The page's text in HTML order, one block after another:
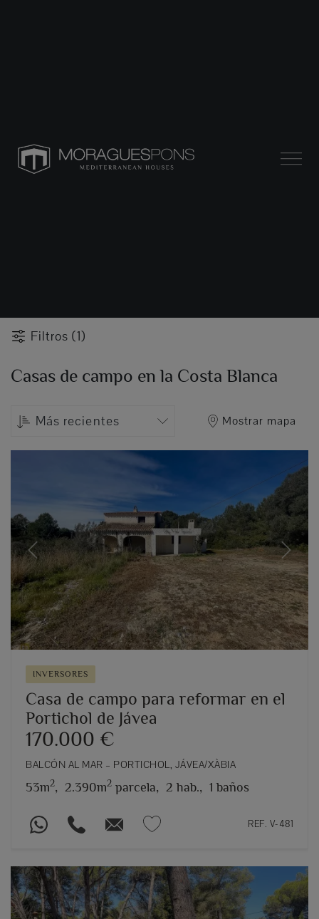
Filtros (1)
Casas de campo en la Costa Blanca
Más recientes Mostrar mapa
Previous Next
INVERSORES
Casa de campo para reformar en el
Portichol de Jávea
170.000 €
BALCÓN AL MAR – PORTICHOL, JÁVEA/XÀBIA
53m2, 2.390m2 parcela, 2 hab., 1 baños
REF. V-481